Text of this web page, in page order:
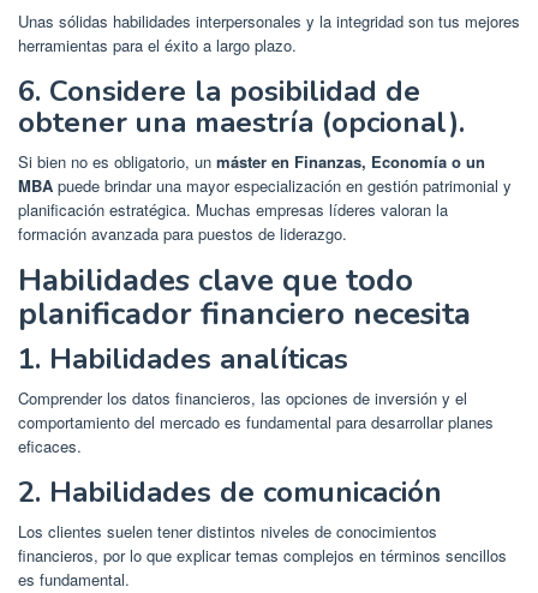
Unas sólidas habilidades interpersonales y la integridad son tus mejores
herramientas para el éxito a largo plazo.
6. Considere la posibilidad de
obtener una maestría (opcional).
Si bien no es obligatorio, un máster en Finanzas, Economía o un
MBA puede brindar una mayor especialización en gestión patrimonial y
planificación estratégica. Muchas empresas líderes valoran la
formación avanzada para puestos de liderazgo.
Habilidades clave que todo
planificador financiero necesita
1. Habilidades analíticas
Comprender los datos financieros, las opciones de inversión y el
comportamiento del mercado es fundamental para desarrollar planes
eficaces.
2. Habilidades de comunicación
Los clientes suelen tener distintos niveles de conocimientos
financieros, por lo que explicar temas complejos en términos sencillos
es fundamental.